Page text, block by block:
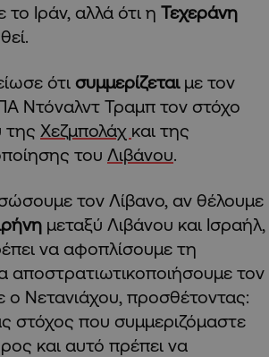
το Ιράν, αλλά ότι η Τεχεράνη
ότι συμμερίζεται με τον
Ντόναλντ Τραμπ τον στόχο
της Χεζμπολάχ και της
του Λιβάνου.
τον Λίβανο, αν θέλουμε
μεταξύ Λιβάνου και Ισραήλ,
να αφοπλίσουμε τη
αποστρατιωτικοποιήσουμε τον
ο Νετανιάχου, προσθέτοντας:
στόχος που συμμεριζόμαστε
και αυτό πρέπει να